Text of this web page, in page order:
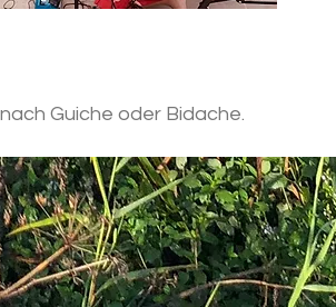
Guiche oder Bidache.